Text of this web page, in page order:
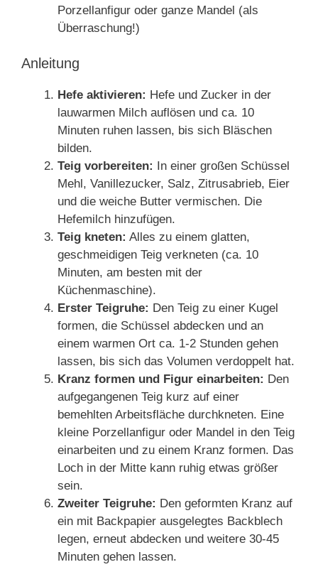
Porzellanfigur oder ganze Mandel (als
Überraschung!)
Anleitung
Hefe aktivieren: Hefe und Zucker in der
lauwarmen Milch auflösen und ca. 10
Minuten ruhen lassen, bis sich Bläschen
bilden.
Teig vorbereiten: In einer großen Schüssel
Mehl, Vanillezucker, Salz, Zitrusabrieb, Eier
und die weiche Butter vermischen. Die
Hefemilch hinzufügen.
Teig kneten: Alles zu einem glatten,
geschmeidigen Teig verkneten (ca. 10
Minuten, am besten mit der
Küchenmaschine).
Erster Teigruhe: Den Teig zu einer Kugel
formen, die Schüssel abdecken und an
einem warmen Ort ca. 1-2 Stunden gehen
lassen, bis sich das Volumen verdoppelt hat.
Kranz formen und Figur einarbeiten: Den
aufgegangenen Teig kurz auf einer
bemehlten Arbeitsfläche durchkneten. Eine
kleine Porzellanfigur oder Mandel in den Teig
einarbeiten und zu einem Kranz formen. Das
Loch in der Mitte kann ruhig etwas größer
sein.
Zweiter Teigruhe: Den geformten Kranz auf
ein mit Backpapier ausgelegtes Backblech
legen, erneut abdecken und weitere 30-45
Minuten gehen lassen.